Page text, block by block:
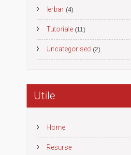
Ierbar (4)
Tutoriale (11)
Uncategorised (2)
Utile
Home
Resurse